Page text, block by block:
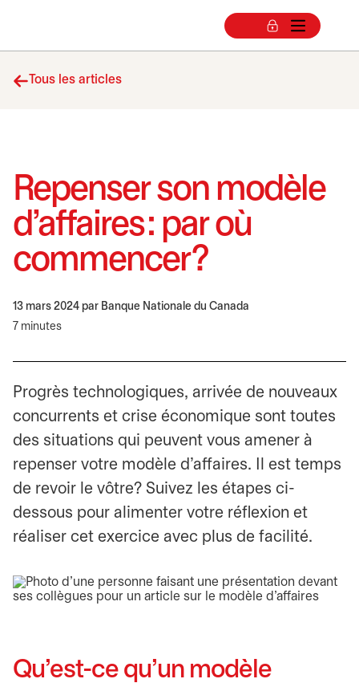
Tous les articles
Repenser son modèle
d’affaires : par où
commencer?
13 mars 2024 par Banque Nationale du Canada
7 minutes
Progrès technologiques, arrivée de nouveaux
concurrents et crise économique sont toutes
des situations qui peuvent vous amener à
repenser votre modèle d’affaires. Il est temps
de revoir le vôtre? Suivez les étapes ci-
dessous pour alimenter votre réflexion et
réaliser cet exercice avec plus de facilité.
Qu’est-ce qu’un modèle